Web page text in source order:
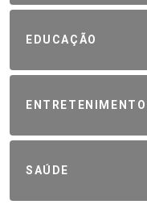
EDUCAÇÃO
ENTRETENIMENTO
SAÚDE